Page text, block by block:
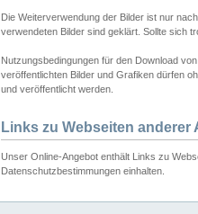
Die Weiterverwendung der Bilder ist nur
verwendeten Bilder sind geklärt. Sollte sich
Nutzungsbedingungen für den Download
veröffentlichten Bilder und Grafiken dürfen
und veröffentlicht werden.
Links zu Webseiten anderer
Unser Online-Angebot enthält Links zu
Datenschutzbestimmungen einhalten.